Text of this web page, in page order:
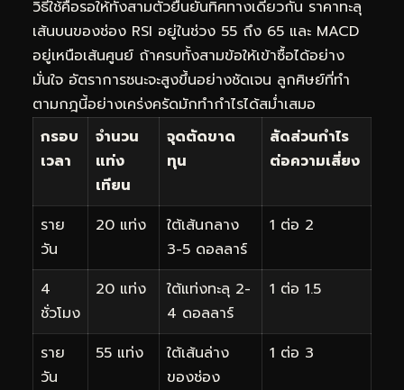
วิธีใช้คือรอให้ทั้งสามตัวยืนยันทิศทางเดียวกัน ราคาทะลุ
เส้นบนของช่อง RSI อยู่ในช่วง 55 ถึง 65 และ MACD
อยู่เหนือเส้นศูนย์ ถ้าครบทั้งสามข้อให้เข้าซื้อได้อย่าง
มั่นใจ อัตราการชนะจะสูงขึ้นอย่างชัดเจน ลูกศิษย์ที่ทำ
ตามกฎนี้อย่างเคร่งครัดมักทำกำไรได้สม่ำเสมอ
กรอบ
เวลา
จำนวน
แท่ง
เทียน
จุดตัดขาด
ทุน
สัดส่วนกำไร
ต่อความเสี่ยง
ราย
วัน
20 แท่ง
ใต้เส้นกลาง
3-5 ดอลลาร์
1 ต่อ 2
4
ชั่วโมง
20 แท่ง
ใต้แท่งทะลุ 2-
4 ดอลลาร์
1 ต่อ 1.5
ราย
วัน
55 แท่ง
ใต้เส้นล่าง
ของช่อง
1 ต่อ 3